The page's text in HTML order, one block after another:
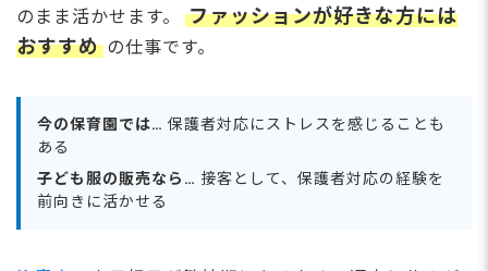
のまま活かせます。
ファッションが好きな方には
おすすめ の仕事です。
今の保育園では… 保護者対応にストレスを感じることも
ある
子ども服の販売なら… 接客として、保護者対応の経験を
前向きに活かせる